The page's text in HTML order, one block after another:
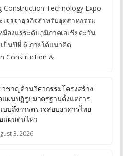
Construction Technology Expo
จรจาธุรกิจสำหรับอุตสาหกรรม
มืองแร่ระดับภูมิภาคเอเชียตะวัน
ป็นปีที่ 6 ภายใต้แนวคิด
Construction &
วชาญด้านวิศวกรรมโครงสร้าง
แผนปฏิรูปมาตรฐานตั้งแต่การ
บบถึงการตรวจสอบอาคารไทย
แผ่นดินไหว
3, 2026